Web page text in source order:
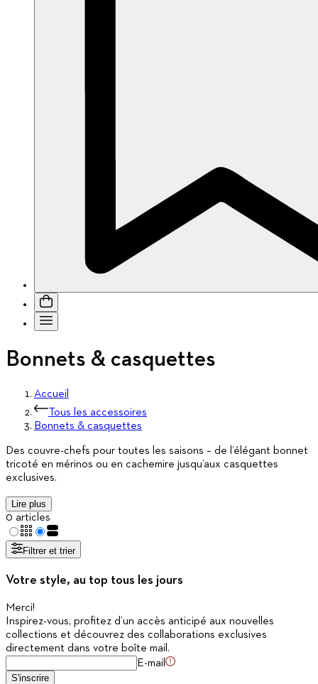
Bonnets & casquettes
Accueil
Tous les accessoires
Bonnets & casquettes
Des couvre-chefs pour toutes les saisons – de l’élégant bonnet
tricoté en mérinos ou en cachemire jusqu’aux casquettes
exclusives.
Lire plus
0 articles
Filtrer et trier
Votre style, au top tous les jours
Merci!
Inspirez-vous, profitez d’un accès anticipé aux nouvelles
collections et découvrez des collaborations exclusives
directement dans votre boîte mail.
E-mail
S'inscrire